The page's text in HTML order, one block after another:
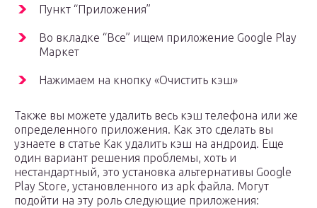
Пункт “Приложения”
Во вкладке “Все” ищем приложение Google Play
Маркет
Нажимаем на кнопку «Очистить кэш»
Также вы можете удалить весь кэш телефона или же
определенного приложения. Как это сделать вы
узнаете в статье Как удалить кэш на андроид. Еще
один вариант решения проблемы, хоть и
нестандартный, это установка альтернативы Google
Play Store, установленного из apk файла. Могут
подойти на эту роль следующие приложения: